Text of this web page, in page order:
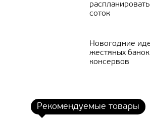
соток
Новогодние
жестяных
консервов
Рекомендуемые товары